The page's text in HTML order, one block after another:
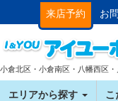
来店予約 お
小倉北区・小倉南区・八幡西区
エリアから探す こ